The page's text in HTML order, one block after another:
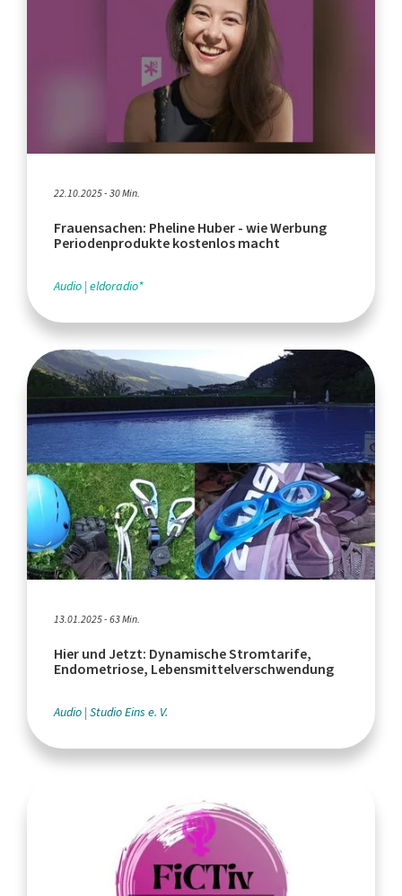
22.10.2025 - 30 Min.
Frauensachen: Pheline Huber - wie Werbung
Periodenprodukte kostenlos macht
Audio eldoradio*
13.01.2025 - 63 Min.
Hier und Jetzt: Dynamische Stromtarife,
Endometriose, Lebensmittelverschwendung
Audio Studio Eins e. V.